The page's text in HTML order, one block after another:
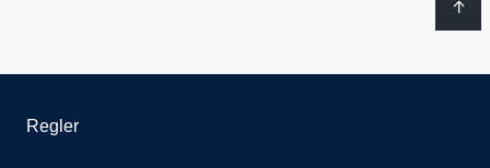
Regler